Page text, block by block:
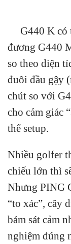
G440 K có
đương G440
so theo diện
đuôi đầu gậy
chút so với
cho cảm giác
thế setup.
Nhiều golfer
chiếu lớn thì
Nhưng PING
“to xác”, cây
bám sát cảm
nghiệm đúng